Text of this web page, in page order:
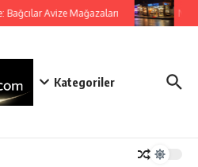
Bağcılar Avize Mağazaları
Kategoriler